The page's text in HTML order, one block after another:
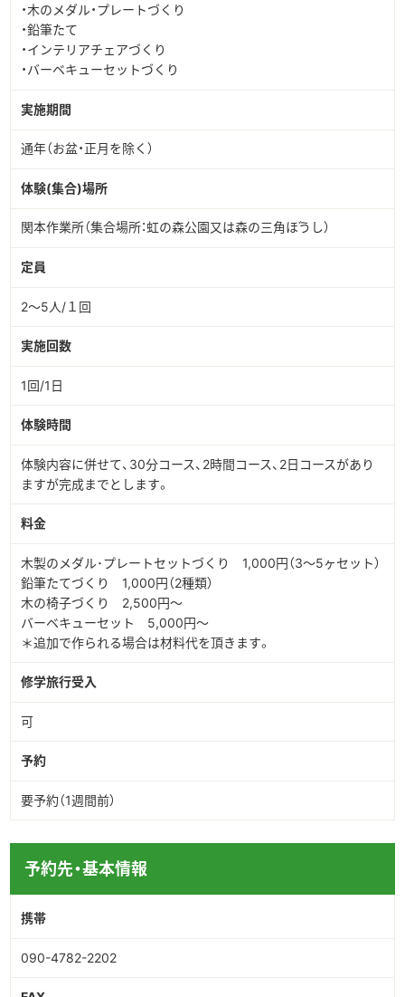
・木のメダル・プレートづくり
・鉛筆たて
・インテリアチェアづくり
・バーベキューセットづくり
実施期間
通年（お盆・正月を除く）
体験(集合)場所
関本作業所（集合場所：虹の森公園又は森の三角ぼうし）
定員
2～5人/１回
実施回数
1回/1日
体験時間
体験内容に併せて、30分コース、2時間コース、2日コースがあり
ますが完成までとします。
料金
木製のメダル･プレートセットづくり 1,000円（3～5ヶセット）
鉛筆たてづくり 1,000円（2種類）
木の椅子づくり 2,500円～
バーベキューセット 5,000円～
＊追加で作られる場合は材料代を頂きます。
修学旅行受入
可
予約
要予約（1週間前）
予約先・基本情報
携帯
090-4782-2202